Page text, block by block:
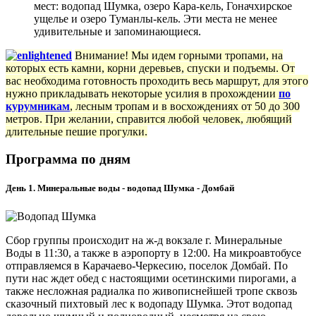
мест: водопад Шумка, озеро Кара-кель, Гоначхирское
ущелье и озеро Туманлы-кель. Эти места не менее
удивительные и запоминающиеся.
Внимание! Мы идем горными тропами, на
которых есть камни, корни деревьев, спуски и подъемы. От
вас необходима готовность проходить весь маршрут, для этого
нужно прикладывать некоторые усилия в прохождении по
курумникам, лесным тропам и в восхождениях от 50 до 300
метров. При желании, справится любой человек, любящий
длительные пешие прогулки.
Программа по дням
День 1. Минеральные воды - водопад Шумка - Домбай
Сбор группы происходит на ж-д вокзале г. Минеральные
Воды в 11:30, а также в аэропорту в 12:00. На микроавтобусе
отправляемся в Карачаево-Черкесию, поселок Домбай. По
пути нас ждет обед с настоящими осетинскими пирогами, а
также несложная радиалка по живописнейшей тропе сквозь
сказочный пихтовый лес к водопаду Шумка. Этот водопад